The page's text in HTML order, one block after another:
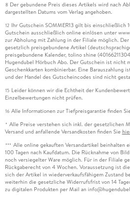
8 Der gebundene Preis dieses Artikels wird nach
dargestellten Datums vom Verlag angehoben.
12 Ihr Gutschein SOMMER13 gilt bis einschließlich
Gutschein ausschließlich online einlösen unter
zur Abholung mit Zahlung in der Filiale möglich.
gesetzlich preisgebundene Artikel
preisgebundene Kalender, tolino shine
Hugendubel Hörbuch Abo. Der Gutschein ist nicht
Geschenkkarten kombinierbar. Eine Barauszahlung
und der Handel des Gutscheincodes sind nicht
15 Leider können wir die Echtheit der
Einzelbewertungen nicht prüfen.
16 Alle Informationen zur Tiefpreisgarantie finden
* Alle Preise verstehen sich inkl. der gesetzlichen
Versand und anfallende Versandkosten finden Sie
*** Alle online gekauften Versandartikel beinhalten
100 Tagen nach Kaufdatum. Die Rücknahme von
noch versiegelter Ware möglich. Für in der Filiale
Rückgaberecht von 4 Wochen. Voraussetzung ist
sich der Artikel in wiederverkaufsfähigem Zustand
weiterhin die gesetzliche Widerrufsfrist von 14
zu digitalen Produkten per Mail an